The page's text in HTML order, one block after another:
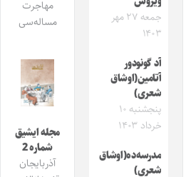
جمعه ۲۷ مهر
۱۴۰۳
آد گونودور
آتامین(اوشاق
شعری)
پنجشنبه ۱۰
خرداد ۱۴۰۳
مدرسه‌ده(اوشاق
شعری)
مهاجرت
مساله‌سی
مجله ایشیق
شماره 2
آذربایجان